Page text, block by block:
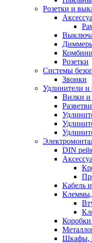
Розетки и
Розетки
Системы
Звонки
Удлинители и
Вилки и
DIN
Кабель
Коробки
Шкафы,